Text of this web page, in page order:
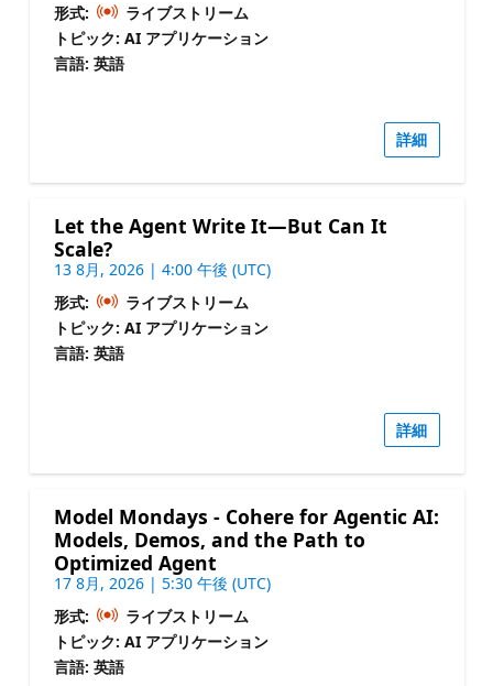
形式:
ライブストリーム
トピック: AI アプリケーション
言語: 英語
詳細
Let the Agent Write It—But Can It
Scale?
13 8月, 2026 | 4:00 午後 (UTC)
形式:
ライブストリーム
トピック: AI アプリケーション
言語: 英語
詳細
Model Mondays - Cohere for Agentic AI:
Models, Demos, and the Path to
Optimized Agent
17 8月, 2026 | 5:30 午後 (UTC)
形式:
ライブストリーム
トピック: AI アプリケーション
言語: 英語